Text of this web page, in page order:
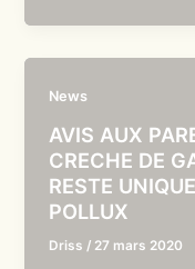
News
AVIS AUX
CRECHE DE
RESTE
POLLUX
Driss / 27 mars 2020